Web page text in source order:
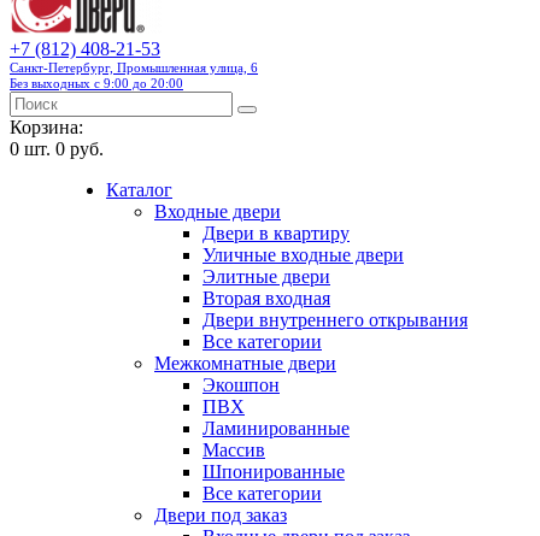
+7 (812) 408-21-53
Санкт-Петербург, Промышленная улица, 6
Без выходных с 9:00 до 20:00
Корзина:
0 шт. 0 руб.
Каталог
Входные двери
Двери в квартиру
Уличные входные двери
Элитные двери
Вторая входная
Двери внутреннего открывания
Все категории
Межкомнатные двери
Экошпон
ПВХ
Ламинированные
Массив
Шпонированные
Все категории
Двери под заказ